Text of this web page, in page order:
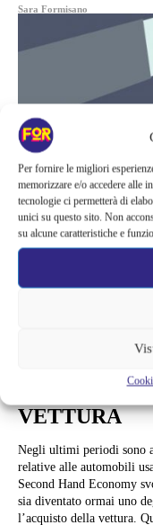
Per fornire le migliori
memorizzare e/o accedere alle
tecnologie ci permetterà di
unici su questo sito. Non
su alcune caratteristiche e
Sara Formisano
PIÙ
PER
VETTURA
Negli ultimi periodi sono
relative alle automobili usate. Questo dato emerge
Second Hand Economy
sia diventato ormai uno
l’acquisto della vettura. Quello delle vetture è uno dei settori più